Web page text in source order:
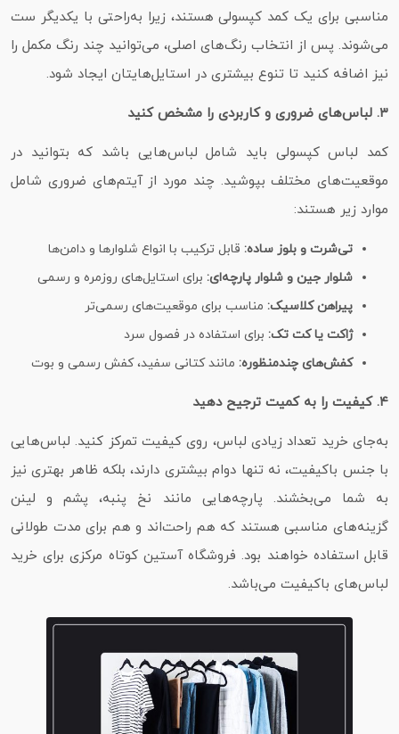
مناسبی برای یک کمد کپسولی هستند، زیرا به‌راحتی با یکدیگر ست
می‌شوند. پس از انتخاب رنگ‌های اصلی، می‌توانید چند رنگ مکمل را
نیز اضافه کنید تا تنوع بیشتری در استایل‌هایتان ایجاد شود.
۳. لباس‌های ضروری و کاربردی را مشخص کنید
کمد لباس کپسولی باید شامل لباس‌هایی باشد که بتوانید در
موقعیت‌های مختلف بپوشید. چند مورد از آیتم‌های ضروری شامل
موارد زیر هستند:
تی‌شرت و بلوز ساده: قابل ترکیب با انواع شلوارها و دامن‌ها
شلوار جین و شلوار پارچه‌ای: برای استایل‌های روزمره و رسمی
پیراهن کلاسیک: مناسب برای موقعیت‌های رسمی‌تر
ژاکت یا کت تک: برای استفاده در فصول سرد
کفش‌های چندمنظوره: مانند کتانی سفید، کفش رسمی و بوت
۴. کیفیت را به کمیت ترجیح دهید
به‌جای خرید تعداد زیادی لباس، روی کیفیت تمرکز کنید. لباس‌هایی
با جنس باکیفیت، نه‌ تنها دوام بیشتری دارند، بلکه ظاهر بهتری نیز
به شما می‌بخشند. پارچه‌هایی مانند نخ پنبه، پشم و لینن
گزینه‌های مناسبی هستند که هم راحت‌اند و هم برای مدت طولانی
قابل استفاده خواهند بود. فروشگاه آستین کوتاه مرکزی برای خرید
لباس‌های باکیفیت می‌باشد.